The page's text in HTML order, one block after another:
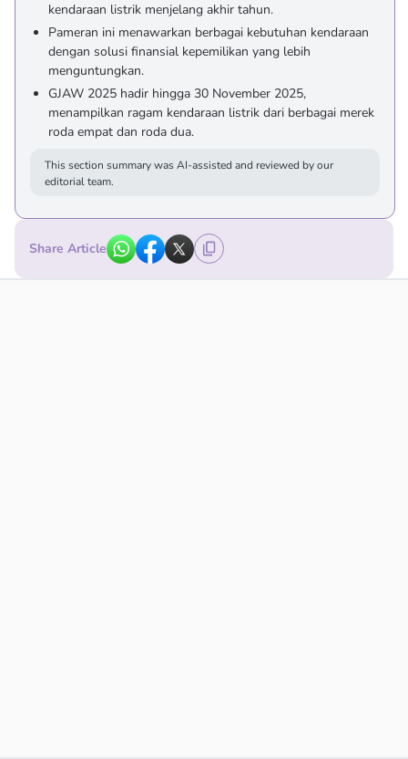
kendaraan listrik menjelang akhir tahun.
Pameran ini menawarkan berbagai kebutuhan kendaraan
dengan solusi finansial kepemilikan yang lebih
menguntungkan.
GJAW 2025 hadir hingga 30 November 2025,
menampilkan ragam kendaraan listrik dari berbagai merek
roda empat dan roda dua.
This section summary was AI-assisted and reviewed by our
editorial team.
Share Article